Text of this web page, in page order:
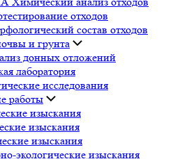
отходов
состав отходов
и грунта
донных отложений
лаборатория
исследования
работы
изыскания
изыскания
изыскания
экологические изыскания